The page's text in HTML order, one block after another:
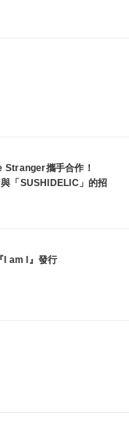
Stranger攜手合作！
「SUSHIDELIC」的招
I am I』發行